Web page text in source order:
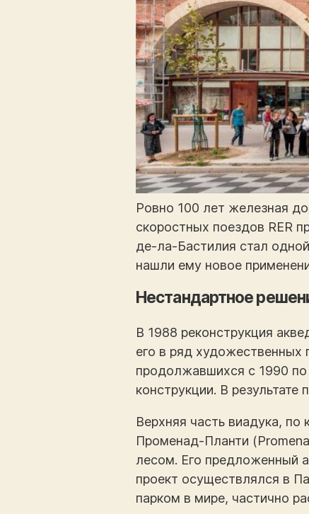
Ровно 100 лет железная
скоростных поездов RER
де-ла-Бастилия стал
нашли ему новое
Нестандартное
В 1988 реконструкция
его в ряд художественных
продолжавшихся с 1990
конструкции. В
Верхняя часть виадука,
Променад-Планти
лесом. Его предложенный
проект осуществлялся в
парком в мире, частично